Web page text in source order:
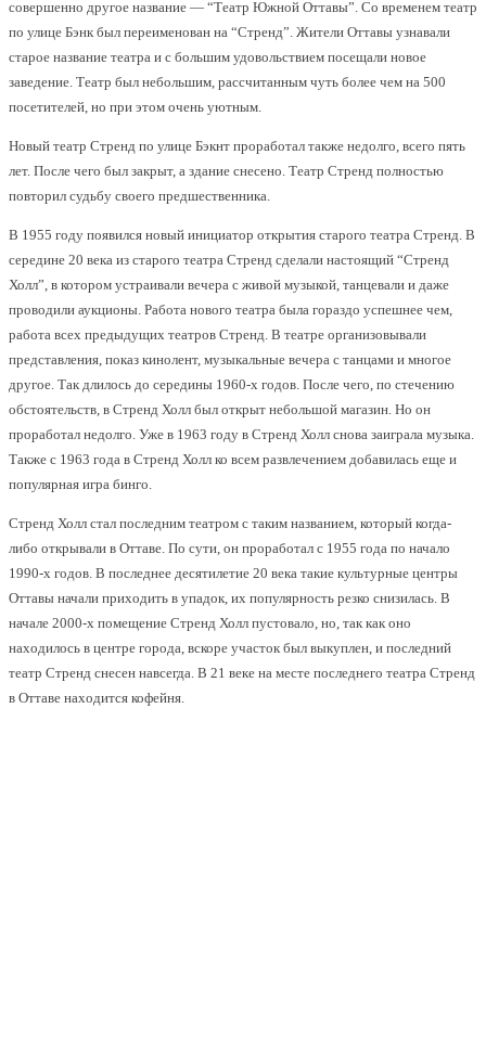
совершенно другое название — “Театр Южной Оттавы”. Со временем театр
по улице Бэнк был переименован на “Стренд”. Жители Оттавы узнавали
старое название театра и с большим удовольствием посещали новое
заведение. Театр был небольшим, рассчитанным чуть более чем на 500
посетителей, но при этом очень уютным.
Новый театр Стренд по улице Бэкнт проработал также недолго, всего пять
лет. После чего был закрыт, а здание снесено. Театр Стренд полностью
повторил судьбу своего предшественника.
В 1955 году появился новый инициатор открытия старого театра Стренд. В
середине 20 века из старого театра Стренд сделали настоящий “Стренд
Холл”, в котором устраивали вечера с живой музыкой, танцевали и даже
проводили аукционы. Работа нового театра была гораздо успешнее чем,
работа всех предыдущих театров Стренд. В театре организовывали
представления, показ кинолент, музыкальные вечера с танцами и многое
другое. Так длилось до середины 1960-х годов. После чего, по стечению
обстоятельств, в Стренд Холл был открыт небольшой магазин. Но он
проработал недолго. Уже в 1963 году в Стренд Холл снова заиграла музыка.
Также с 1963 года в Стренд Холл ко всем развлечением добавилась еще и
популярная игра бинго.
Стренд Холл стал последним театром с таким названием, который когда-
либо открывали в Оттаве. По сути, он проработал с 1955 года по начало
1990-х годов. В последнее десятилетие 20 века такие культурные центры
Оттавы начали приходить в упадок, их популярность резко снизилась. В
начале 2000-х помещение Стренд Холл пустовало, но, так как оно
находилось в центре города, вскоре участок был выкуплен, и последний
театр Стренд снесен навсегда. В 21 веке на месте последнего театра Стренд
в Оттаве находится кофейня.